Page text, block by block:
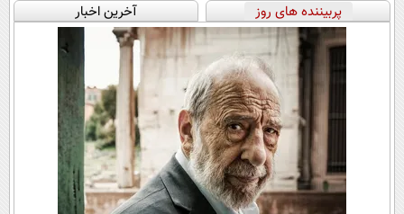
پربیننده های روز آخرین اخبار